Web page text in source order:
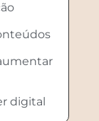
digital